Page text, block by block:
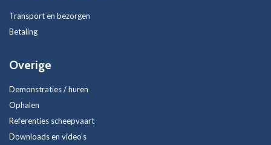
Transport en bezorgen
Betaling
Overige
Demonstraties / huren
Ophalen
Referenties scheepvaart
Downloads en video's